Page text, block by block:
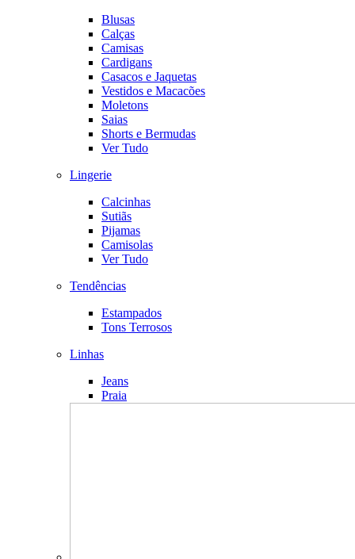
Blusas
Calças
Camisas
Cardigans
Casacos e Jaquetas
Vestidos e Macacões
Moletons
Saias
Shorts e Bermudas
Ver Tudo
Lingerie
Calcinhas
Sutiãs
Pijamas
Camisolas
Ver Tudo
Tendências
Estampados
Tons Terrosos
Linhas
Jeans
Praia